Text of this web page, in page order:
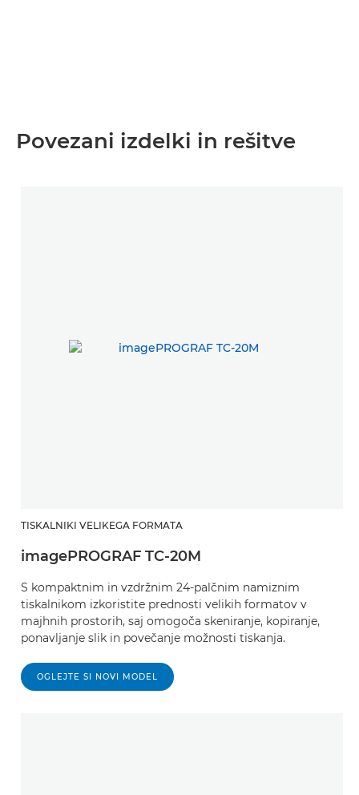
Povezani izdelki in rešitve
TISKALNIKI VELIKEGA FORMATA
imagePROGRAF TC-20M
S kompaktnim in vzdržnim 24-palčnim namiznim
tiskalnikom izkoristite prednosti velikih formatov v
majhnih prostorih, saj omogoča skeniranje, kopiranje,
ponavljanje slik in povečanje možnosti tiskanja.
OGLEJTE SI NOVI MODEL